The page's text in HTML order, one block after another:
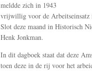
meldde zich in 1943
vrijwillig voor de
Slot deze maand in Historisch
Henk Jonkman.
In dit dagboek staat dat deze
toen deze in de rij voor het